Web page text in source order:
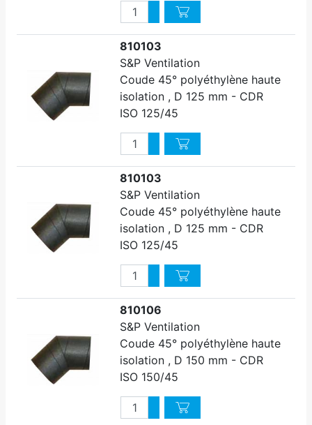
QuantitéAugmenter quantité
Diminuer quantité
810103
S&P Ventilation
Coude 45° polyéthylène haute
isolation , D 125 mm - CDR
ISO 125/45
QuantitéAugmenter quantité
Diminuer quantité
810103
S&P Ventilation
Coude 45° polyéthylène haute
isolation , D 125 mm - CDR
ISO 125/45
QuantitéAugmenter quantité
Diminuer quantité
810106
S&P Ventilation
Coude 45° polyéthylène haute
isolation , D 150 mm - CDR
ISO 150/45
QuantitéAugmenter quantité
Diminuer quantité